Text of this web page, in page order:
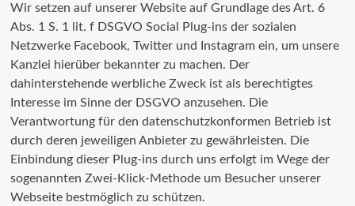
Wir setzen auf unserer Website auf Grundlage des Art. 6
Abs. 1 S. 1 lit. f DSGVO Social Plug-ins der sozialen
Netzwerke Facebook, Twitter und Instagram ein, um unsere
Kanzlei hierüber bekannter zu machen. Der
dahinterstehende werbliche Zweck ist als berechtigtes
Interesse im Sinne der DSGVO anzusehen. Die
Verantwortung für den datenschutzkonformen Betrieb ist
durch deren jeweiligen Anbieter zu gewährleisten. Die
Einbindung dieser Plug-ins durch uns erfolgt im Wege der
sogenannten Zwei-Klick-Methode um Besucher unserer
Webseite bestmöglich zu schützen.